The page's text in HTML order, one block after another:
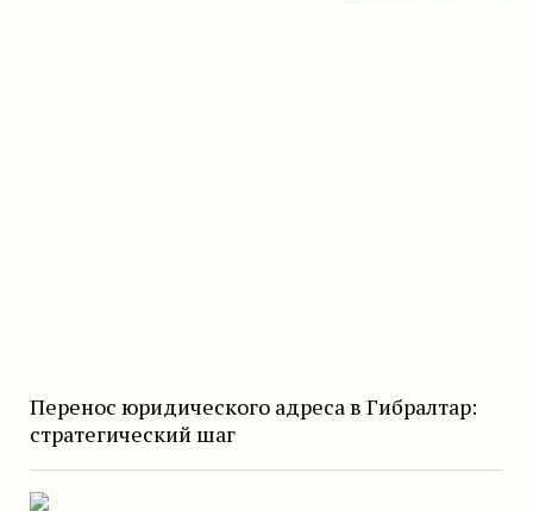
Перенос юридического адреса в Гибралтар:
стратегический шаг